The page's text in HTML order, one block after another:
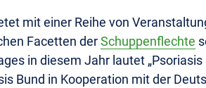
mit einer Reihe von
Facetten derSchuppenflechte
in diesem Jahr lautet „Psoriasis
Bund in Kooperation mit der